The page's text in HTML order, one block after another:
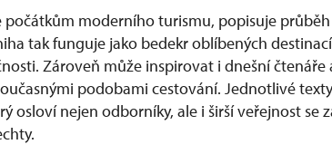
moderního turismu, popisuje
tak funguje jako bedekr oblíbených
Zároveň může inspirovat i dnešní čtenáře
podobami cestování. Jednotlivé
osloví nejen odborníky, ale i širší veřejnost se